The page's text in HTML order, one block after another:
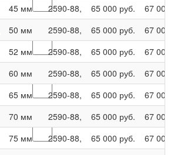
45 мм 2590-88, 65 000 руб.
67 000
50 мм 2590-88, 65 000 руб.
67 000
52 мм 2590-88, 65 000 руб.
67 000
60 мм 2590-88, 65 000 руб.
67 000
65 мм 2590-88, 65 000 руб.
67 000
70 мм 2590-88, 65 000 руб.
67 000
75 мм 2590-88, 65 000 руб.
67 000